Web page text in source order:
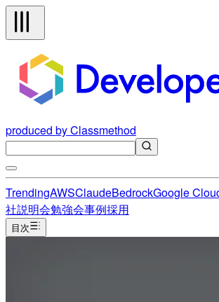
produced by Classmethod
TrendingAWSClaudeBedrockGoogle
社説明会勉強会事例採用
目次